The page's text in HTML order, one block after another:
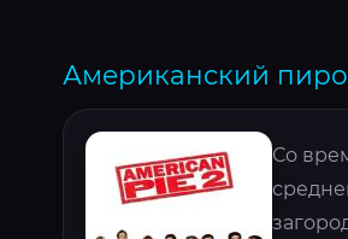
Американский
Со